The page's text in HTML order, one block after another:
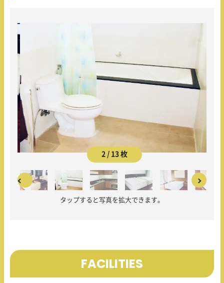
2 / 13 枚
タップすると写真を拡大できます。
FACILITIES